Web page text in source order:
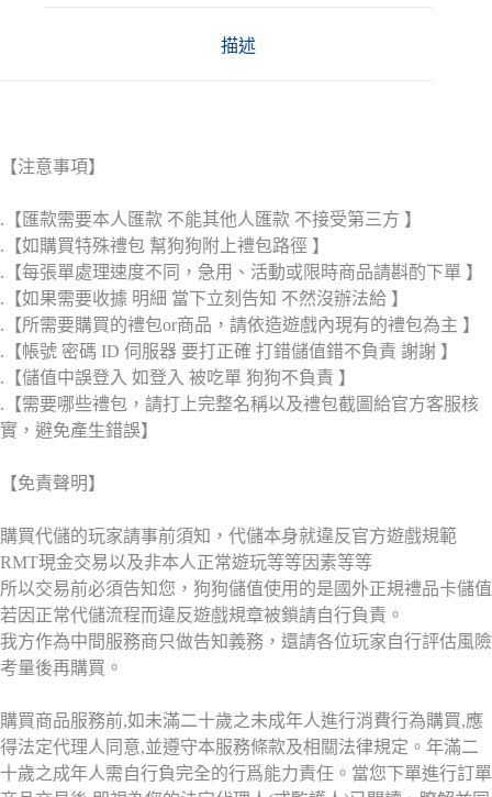
描述
【注意事項】
.【匯款需要本人匯款 不能其他人匯款 不接受第三方 】
.【如購買特殊禮包 幫狗狗附上禮包路徑 】
.【每張單處理速度不同，急用、活動或限時商品請斟酌下單 】
.【如果需要收據 明細 當下立刻告知 不然沒辦法給 】
.【所需要購買的禮包or商品，請依造遊戲內現有的禮包為主 】
.【帳號 密碼 ID 伺服器 要打正確 打錯儲值錯不負責 謝謝 】
.【儲值中誤登入 如登入 被吃單 狗狗不負責 】
.【需要哪些禮包，請打上完整名稱以及禮包截圖給官方客服核
實，避免產生錯誤】
【免責聲明】
購買代儲的玩家請事前須知，代儲本身就違反官方遊戲規範
RMT現金交易以及非本人正常遊玩等等因素等等
所以交易前必須告知您，狗狗儲值使用的是國外正規禮品卡儲值
若因正常代儲流程而違反遊戲規章被鎖請自行負責。
我方作為中間服務商只做告知義務，還請各位玩家自行評估風險
考量後再購買。
購買商品服務前,如未滿二十歲之未成年人進行消費行為購買,應
得法定代理人同意,並遵守本服務條款及相關法律規定。年滿二
十歲之成年人需自行負完全的行爲能力責任。當您下單進行訂單